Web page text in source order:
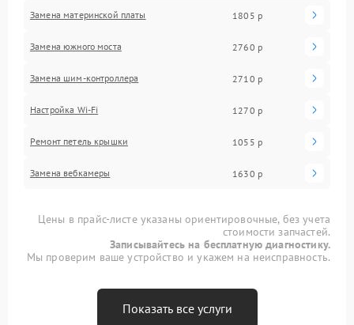
Замена материнской платы 1805 р
Замена южного моста 2760 р
Замена шим-контроллера 2710 р
Настройка Wi-Fi 1270 р
Ремонт петель крышки 1055 р
Замена вебкамеры 1630 р
Цены в прайс-листе указаны ориентировочные, без учета
стоимости запчастей.
Записывайтесь на бесплатную диагностику.
Мы проверим ваше устройство и укажем на неисправность.
Показать все услуги